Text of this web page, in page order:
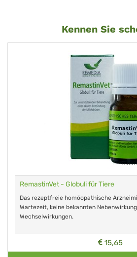
Kennen Sie
RemastinVet - Globuli für Tiere
Das rezeptfreie homöopathische
Wartezeit, keine bekannten
Wechselwirkungen.
15,65